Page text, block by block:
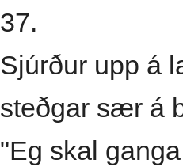
37.
Sjúrður upp á
steðgar sær á
"Eg skal